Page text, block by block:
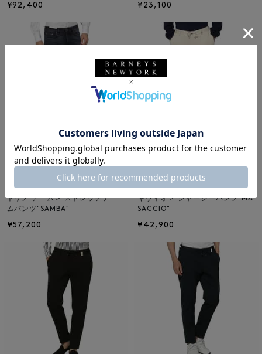
¥92,400 ¥23,100
NEW
PT TORINO DENIM
PT TORINO DENIM＜ピーティー
トリノ デニム＞ ストレッチデニ
ムパンツ"SAMBA"
¥57,200
GIABSARCHIVIO
GIABSARCHIVIO＜ジャブスアル
キヴィオ＞ ジャージーパンツ"MA
SACCIO"
¥42,900